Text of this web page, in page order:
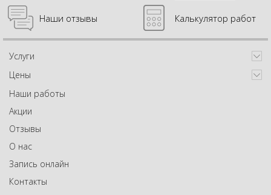
Наши отзывы Калькулятор работ
Услуги
Цены
Наши работы
Акции
Отзывы
О нас
Запись онлайн
Контакты